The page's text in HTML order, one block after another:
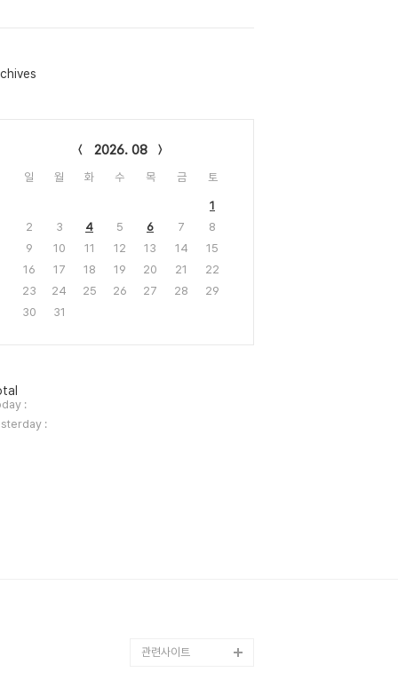
2026. 08
일 월 화 수 목 금 토
1
2
3 4 5 6 7
8
9
10 11 12 13 14
15
16
17 18 19 20 21
22
23
24 25 26 27 28
29
30
31
:
:
관련사이트